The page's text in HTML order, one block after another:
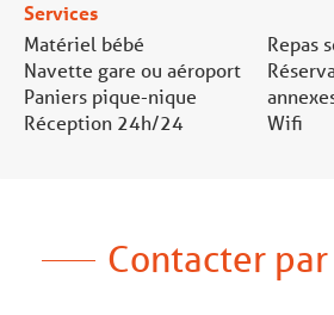
Services
Matériel bébé
Navette gare ou aéroport
Paniers pique-nique
Réception 24h/24
Repas
Wifi
Contacter